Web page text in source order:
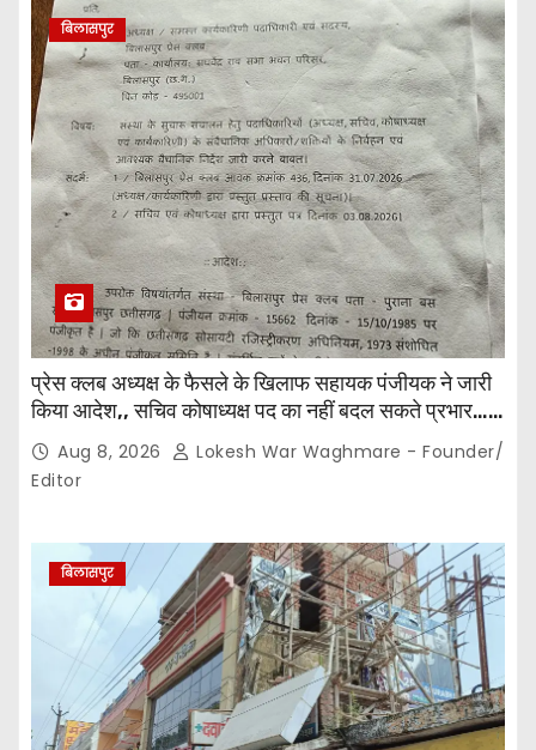
बिलासपुर
प्रेस क्लब अध्यक्ष के फैसले के खिलाफ सहायक पंजीयक ने जारी
किया आदेश,, सचिव कोषाध्यक्ष पद का नहीं बदल सकते प्रभार…
पदाधिकारियों के बीच विवाद अब प्रशासनिक जांच और नियमों की
कसौटी तक पहुंचा…
Aug 8, 2026
Lokesh War Waghmare - Founder/
Editor
बिलासपुर